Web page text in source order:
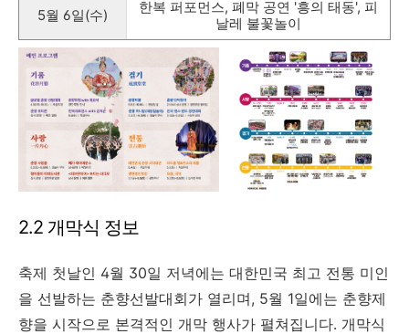
5월 6일(수)
한복 퍼포먼스, 폐막 공연 '흥의 태동', 피
날레 불꽃놀이
2.2 개막식 정보
축제 첫날인 4월 30일 저녁에는 대한민국 최고 전통 미인
을 선발하는 춘향선발대회가 열리며, 5월 1일에는 춘향제
향을 시작으로 본격적인 개막 행사가 펼쳐집니다. 개막식